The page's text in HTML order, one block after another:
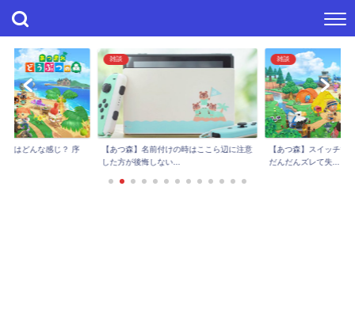
の時はここら辺に注意
雑談
【あつ森】スイッチで岩スコップ難しい…
だんだんズレて失...
雑談
【あつ森】どうぶつの
んだけど、虫嫌いだ...